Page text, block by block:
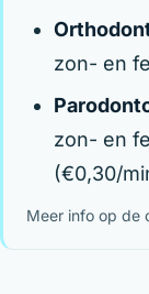
zon- en
zon- en
(€0,30/
Meer info op de